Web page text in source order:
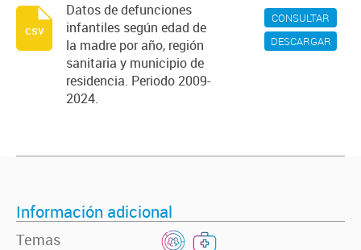
CONSULTAR
DESCARGAR
Datos de defunciones
infantiles según edad de
la madre por año, región
sanitaria y municipio de
residencia. Periodo 2009-
2024.
csv
Información adicional
Temas